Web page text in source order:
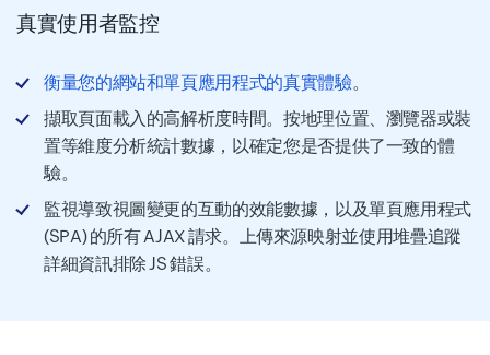
真實使用者監控
衡量您的網站和單頁應用程式的真實體驗。
擷取頁面載入的高解析度時間。按地理位置、瀏覽器或裝
置等維度分析統計數據，以確定您是否提供了一致的體
驗。
監視導致視圖變更的互動的效能數據，以及單頁應用程式
(SPA) 的所有 AJAX 請求。上傳來源映射並使用堆疊追蹤
詳細資訊排除 JS 錯誤。